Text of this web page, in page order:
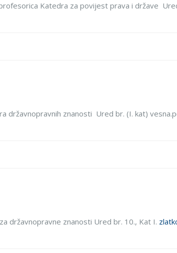
Katedra za povijest prava i države
državnopravnih znanosti Ured br. (I. kat)
državnopravne znanosti Ured br. 10., Kat I.